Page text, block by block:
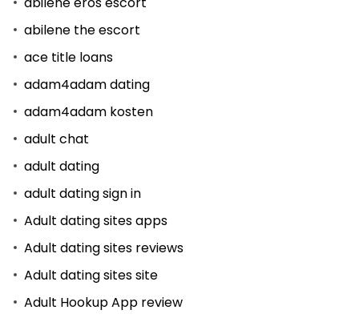
abilene the escort
ace title loans
adam4adam dating
adam4adam kosten
adult chat
adult dating
adult dating sign in
Adult dating sites apps
Adult dating sites reviews
Adult dating sites site
Adult Hookup App review